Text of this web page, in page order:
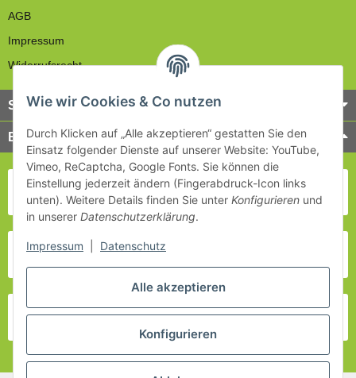
AGB
Impressum
Widerrufsrecht
Service
Bezahlung & Versand
Alle akzeptieren
Konfigurieren
Wie wir Cookies & Co nutzen
Durch Klicken auf „Alle akzeptieren“ gestatten Sie den
Einsatz folgender Dienste auf unserer Website: YouTube,
Vimeo, ReCaptcha, Google Fonts. Sie können die
Einstellung jederzeit ändern (Fingerabdruck-Icon links
unten). Weitere Details finden Sie unter Konfigurieren und
in unserer Datenschutzerklärung.
Impressum Datenschutz